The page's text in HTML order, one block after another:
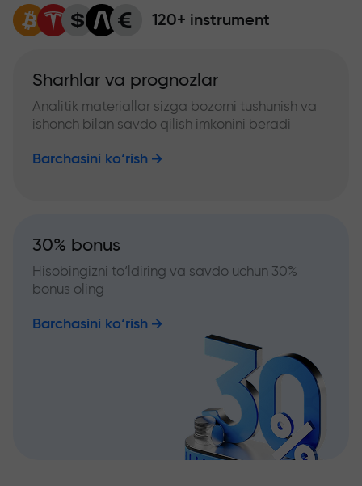
120+ instrument
Sharhlar va prognozlar
Analitik materiallar sizga bozorni tushunish va
ishonch bilan savdo qilish imkonini beradi
Barchasini ko‘rish
30% bonus
Hisobingizni to‘ldiring va savdo uchun 30%
bonus oling
Barchasini ko‘rish